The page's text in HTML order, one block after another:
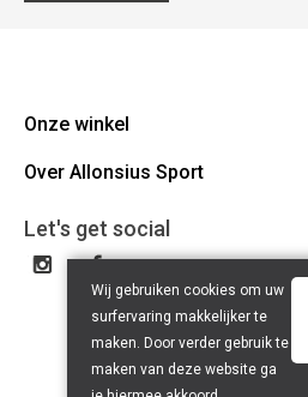
Onze winkel
Allonsius Sport
Route
Tel 02 356 46 46
BE0423.241.484
Over Allonsius Sport
Over ons
Onze merken
Cancel order
Let's get social
Wij gebruiken cookies om uw
surfervaring makkelijker te
maken. Door verder gebruik te
maken van deze website ga